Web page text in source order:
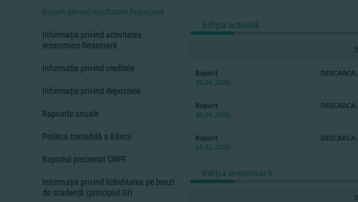
Raport privind rezultatele financiare
Informaţia privind activitatea
economico-financiară
Informaţia privind creditele
Informaţia privind depozitele
Rapoarte anuale
Politica contabilă a Băncii
Raportul prezentat CNPF
Informaţia privind lichiditatea pe benzi
de scadenţă (principiul III)
Ediția actuală
Raport
30.06.2026
DESCARCA:
Raport
30.04.2026
DESCARCA:
Raport
28.02.2026
DESCARCA:
Ediția anterioară